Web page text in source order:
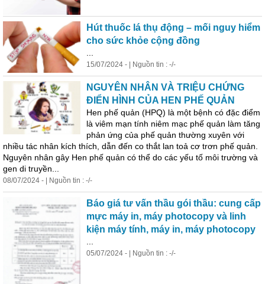
Hút thuốc lá thụ động – mối nguy hiểm
cho sức khỏe cộng đồng
...
15/07/2024 - | Nguồn tin : -/-
NGUYÊN NHÂN VÀ TRIỆU CHỨNG
ĐIỂN HÌNH CỦA HEN PHẾ QUẢN
Hen phế quản (HPQ) là một bệnh có đặc điểm
là viêm mạn tính niêm mạc phế quản làm tăng
phản ứng của phế quản thường xuyên với
nhiều tác nhân kích thích, dẫn đến co thắt lan toả cơ trơn phế quản.
Nguyên nhân gây Hen phế quản có thể do các yếu tố môi trường và
gen di truyền...
08/07/2024 - | Nguồn tin : -/-
Báo giá tư vấn thầu gói thầu: cung cấp
mực máy in, máy photocopy và linh
kiện máy tính, máy in, máy photocopy
...
05/07/2024 - | Nguồn tin : -/-